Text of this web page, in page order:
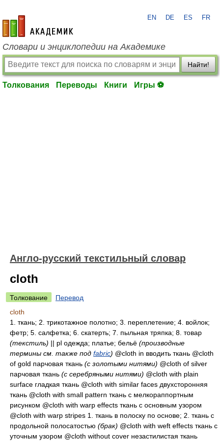
academic.ru
EN DE ES FR
Словари и энциклопедии на Академике
Найти!
Толкования Переводы Книги Игры ⚽
Англо-русский текстильный словар
cloth
Толкование
Перевод
cloth
1. ткань; 2. трикотажное полотно; 3. переплетение; 4. войлок;
фетр; 5. салфетка; 6. скатерть; 7. пыльная тряпка; 8. товар
(текстиль) || pl одежда; платье; бельё (производные
термины см. также под fabric) @cloth in вводить ткань @cloth
of gold парчовая ткань (с золотыми нитями) @cloth of silver
парчовая ткань (с серебряными нитями) @cloth with plain
surface гладкая ткань @cloth with similar faces двухсторонняя
ткань @cloth with small pattern ткань с мелкораппортным
рисунком @cloth with warp effects ткань с основным узором
@cloth with warp stripes 1. ткань в полоску по основе; 2. ткань с
продольной полосатостью (брак) @cloth with weft effects ткань с
уточным узором @cloth without cover незастилистая ткань